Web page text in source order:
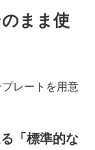
まま使
レートを用意
「標準的な